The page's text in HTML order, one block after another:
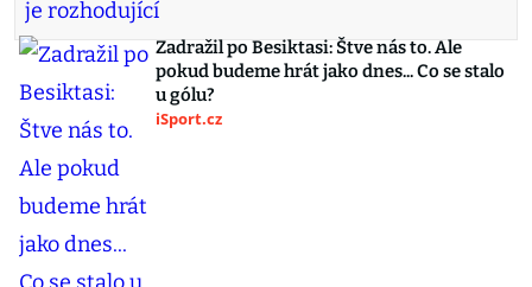
Zadražil po Besiktasi: Štve nás to. Ale
pokud budeme hrát jako dnes... Co se stalo
u gólu?
iSport.cz